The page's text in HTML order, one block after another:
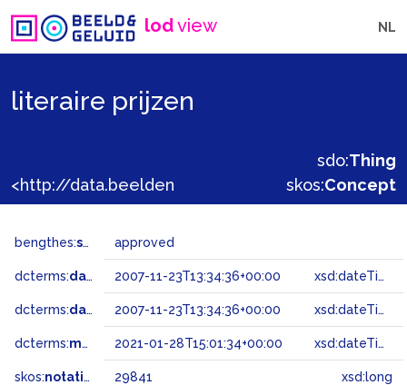
lodview NL
literaire prijzen
sdo:Thing
skos:Concept
bengthes:status approved
dcterms:dateAccepted 2007-11-23T13:34:36+00:00 xsd:dateTime
dcterms:dateSubmitted 2007-11-23T13:34:36+00:00 xsd:dateTime
dcterms:modified 2021-01-28T15:01:34+00:00 xsd:dateTime
skos:notation 29841 xsd:long